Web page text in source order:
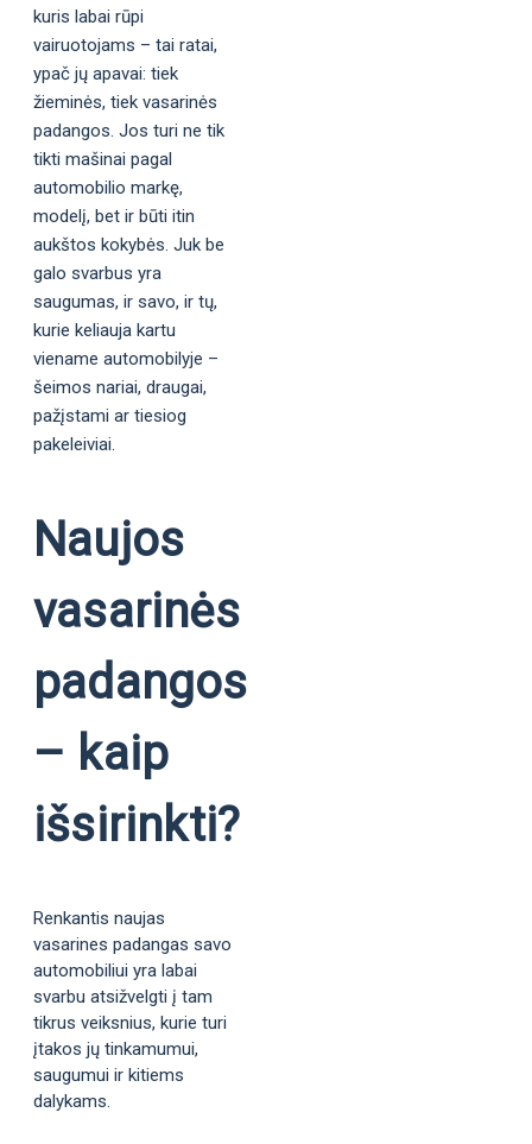
kuris labai rūpi
vairuotojams – tai ratai,
ypač jų apavai: tiek
žieminės, tiek vasarinės
padangos. Jos turi ne tik
tikti mašinai pagal
automobilio markę,
modelį, bet ir būti itin
aukštos kokybės. Juk be
galo svarbus yra
saugumas, ir savo, ir tų,
kurie keliauja kartu
viename automobilyje –
šeimos nariai, draugai,
pažįstami ar tiesiog
pakeleiviai.
Naujos
vasarinės
padangos
– kaip
išsirinkti?
Renkantis naujas
vasarines padangas savo
automobiliui yra labai
svarbu atsižvelgti į tam
tikrus veiksnius, kurie turi
įtakos jų tinkamumui,
saugumui ir kitiems
dalykams.